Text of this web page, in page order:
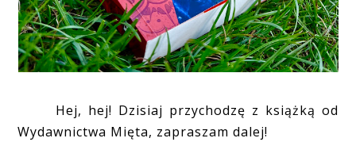
Hej, hej! Dzisiaj przychodzę z książką od
Wydawnictwa Mięta, zapraszam dalej!